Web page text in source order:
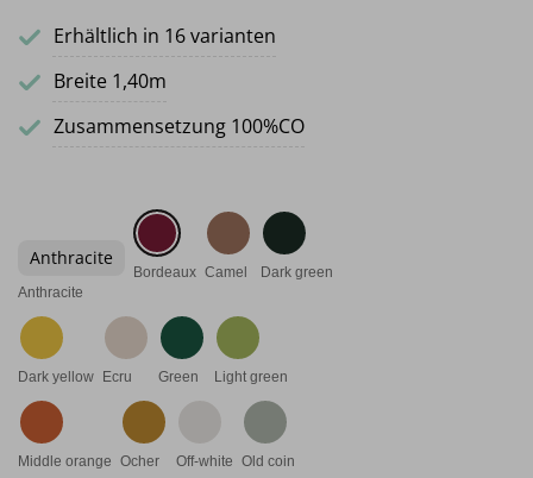
Erhältlich in 16 varianten
Breite 1,40m
Zusammensetzung 100%CO
Anthracite
Anthracite
Bordeaux Camel Dark green
Dark yellow Ecru Green Light green
Middle orange Ocher Off-white Old coin